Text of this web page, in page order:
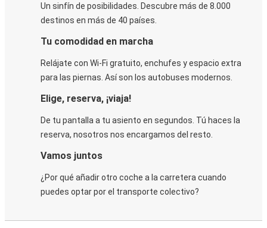
Un sinfín de posibilidades. Descubre más de 8.000
destinos en más de 40 países.
Tu comodidad en marcha
Relájate con Wi-Fi gratuito, enchufes y espacio extra
para las piernas. Así son los autobuses modernos.
Elige, reserva, ¡viaja!
De tu pantalla a tu asiento en segundos. Tú haces la
reserva, nosotros nos encargamos del resto.
Vamos juntos
¿Por qué añadir otro coche a la carretera cuando
puedes optar por el transporte colectivo?